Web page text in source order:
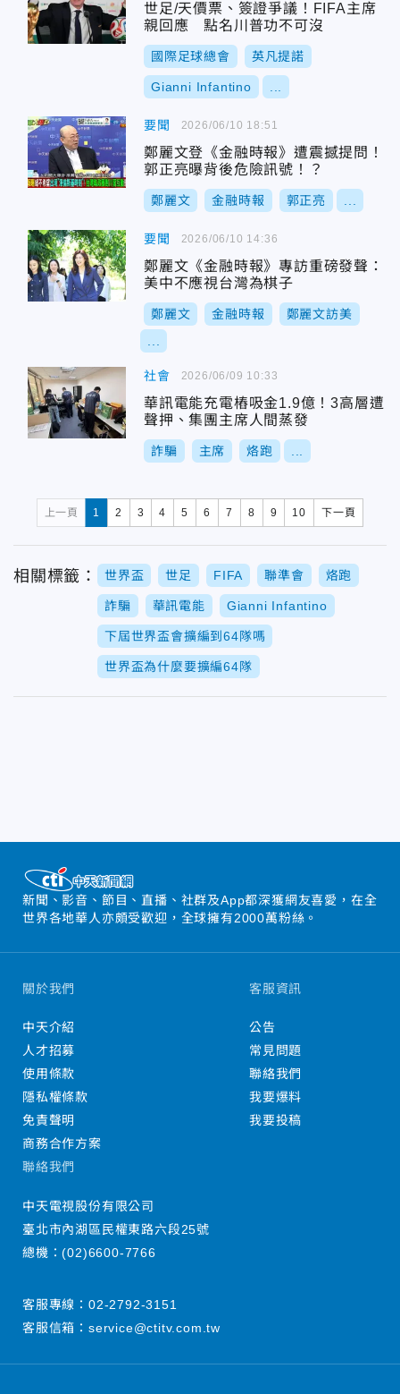
世足/天價票、簽證爭議！FIFA主席
親回應 點名川普功不可沒
國際足球總會 英凡提諾
Gianni Infantino
要聞
鄭麗文登《金融時報》遭震撼提問！
郭正亮曝背後危險訊號！？
鄭麗文 金融時報 郭正亮
2026/06/10 18:51
要聞
鄭麗文《金融時報》專訪重磅發聲：
美中不應視台灣為棋子
鄭麗文 金融時報 鄭麗文訪美
2026/06/10 14:36
社會
華訊電能充電樁吸金1.9億！3高層遭
聲押、集團主席人間蒸發
詐騙 主席 烙跑
2026/06/09 10:33
上一頁 1 2 3 4 5 6 7 8 9 10 下一頁
相關標籤： 世界盃 世足 FIFA 聯準會 烙跑
詐騙 華訊電能 Gianni Infantino
下屆世界盃會擴編到64隊嗎
世界盃為什麼要擴編64隊
新聞、影音、節目、直播、社群及App都深獲網友喜愛，在全
世界各地華人亦頗受歡迎，全球擁有2000萬粉絲。
關於我們
中天介紹
人才招募
使用條款
隱私權條款
免責聲明
商務合作方案
客服資訊
公告
常見問題
聯絡我們
我要爆料
我要投稿
聯絡我們
中天電視股份有限公司
臺北市內湖區民權東路六段25號
總機：(02)6600-7766
客服專線： 02-2792-3151
客服信箱： service@ctitv.com.tw